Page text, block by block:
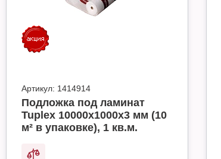
Артикул: 1414914
Подложка под ламинат
Tuplex 10000x1000x3 мм (10
м² в упаковке), 1 кв.м.